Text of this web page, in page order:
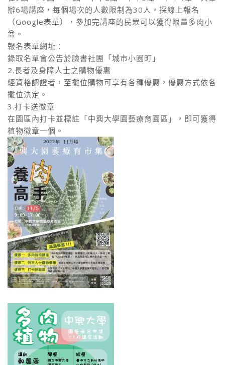
辦6場講座，每個場次的人數限制為30人，採線上報名
（Google表單），參加完講座的民眾可以獲得限量多肉小
盆。
報名表單網址：
錄取名單會公告於臉書社團「城市小園町」
2.長者及身障人士之購物優惠
經資格認證者，至攤位購物可享有各種優惠，優惠方式依各
攤位決定。
3.打卡送徽章
在園區內打卡並標註「中興大學園藝療育園區」，即可獲得
植物徽章一個。